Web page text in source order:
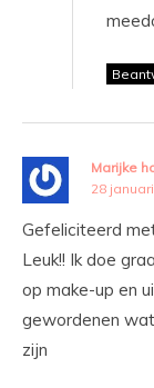
Marijke
28
Gefeliciteerd
Leuk!! Ik doe
op make-up en
gewordenen
zijn